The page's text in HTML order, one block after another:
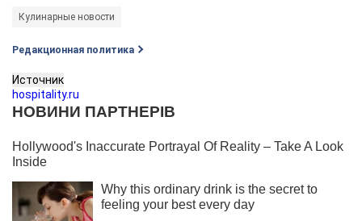
Кулинарные новости
Редакционная политика
Источник
hospitality.ru